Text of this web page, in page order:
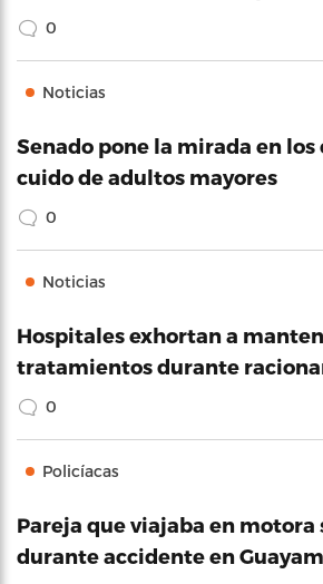
0
Noticias
Senado pone la mirada en los
cuido de adultos mayores
0
Noticias
Hospitales exhortan a
tratamientos durante
0
Policíacas
Pareja que viajaba en motora
durante accidente en